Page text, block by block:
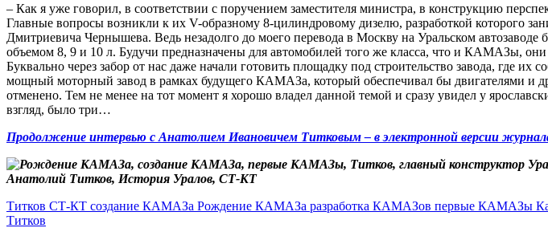
– Как я уже говорил, в соответствии с поручением заместителя министра, в конструкцию
Главные вопросы возникли к их V-образному 8-цилиндровому дизелю, разработкой которого
Дмитриевича Чернышева. Ведь незадолго до моего перевода в Москву на Уральском
объемом 8, 9 и 10 л. Будучи предназначены для автомобилей того же класса, что и КАМАЗы,
Буквально через забор от нас даже начали готовить площадку под строительство завода, где
мощный моторный завод в рамках будущего КАМАЗа, который обеспечивал бы двигателями и
отменено. Тем не менее на тот момент я хорошо владел данной темой и сразу увидел у
взгляд, было три…
Продолжение интервью с Анатолием Ивановичем Титковым – в электронной версии
Титков СТ-КТ создание КАМАЗа Рождение КАМАЗа разработка КАМАЗов первые КАМАЗы
Титков